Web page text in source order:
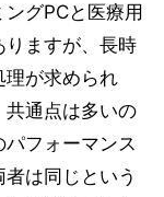
グPCと医療用
りますが、長時
理が求められ
共通点は多いの
フォーマンス
は同じという